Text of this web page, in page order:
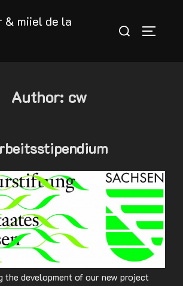
miiel de la
Search
Author: cw
the development of our new project